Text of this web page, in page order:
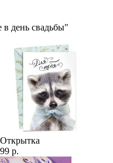
день свадьбы"
Открытка
99 р.